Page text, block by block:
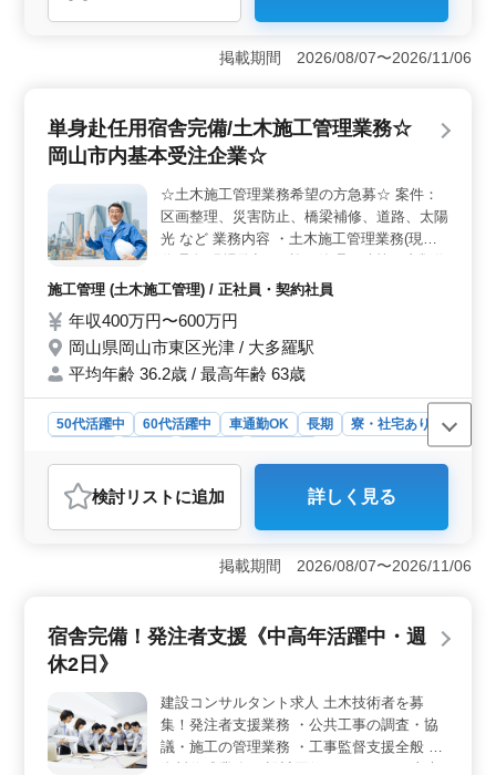
の発注者支援業務の募集です。中高年の方々が活躍する
ため、土木施工管理経験や発注者支援業務経験をお持ち
境での勤務＞ 週休2日制で、土日祝はしっかり休めま
す。また車通勤が可能であり、社用車支給もあります。
さらに、寮や社宅が完備されているので、遠方からの方
でも安心して働くことができます。 ＜優遇条件と福
利厚生＞ 資格を持つ方や、60代の技術者も活躍中で
す。給与は年収550万円〜650万円で、通勤手当や福利厚
生も充実しています。岡山市北区の自然豊かな環境で、
掲載期間 2026/08/07〜2026/11/06
単身赴任用宿舎完備/土木施工管理業務☆
岡山市内基本受注企業☆
☆土木施工管理業務希望の方急募☆ 案件：
区画整理、災害防止、橋梁補修、道路、太陽
光 など 業務内容 ・土木施工管理業務(現場
代理人/現場監督) ・施工管理、積算、書類作
成、施工図チェック ・打合せ参加、近隣住
らお越し頂いても問題ありません) ・帰省費
用：3ヶ月1回支給 ・生活家電等備え付け ・
車通勤可能 ・交通費：全額支給 ・作業着支
市東区の本社で行います。 →面談時交通費
は自己負担でお願いします ＊土木施工管理
施工管理 (土木施工管理) / 正社員・契約社員
年収400万円〜600万円
岡山県岡山市東区光津 / 大多羅駅
平均年齢 36.2歳 / 最高年齢 63歳
50代活躍中 60代活躍中 車通勤OK 長期
寮・社宅あり
おすすめポイント
＜地域特化サポート＞ 岡山市内の建設プロジェクトに
参加することで地域社会の発展に直接貢献できます。地
害防止などの重要な業務に携わることができます。
費用の支給や生活家電の備え付けなど快適な環境が整っ
ています。交通費や作業着の支給、資格手当なども充実
しており、安心して働くことができます。 ＜高度な
技術が活かせる＞ 土木施工管理経験者向けのポジショ
ンでは長年の経験と高度な技術を活かし、プロジェクト
の成功に貢献することができます。現場代理人や現場監
督などの役割を担いながら施工管理や積算など幅広い業
検討リスト に追加 詳しく見る
掲載期間 2026/08/07〜2026/11/06
宿舎完備！発注者支援《中高年活躍中・週
休2日》
建設コンサルタント求人 土木技術者を募
集！発注者支援業務 ・公共工事の調査・協
議・施工の管理業務 ・工事監督支援全般 ・